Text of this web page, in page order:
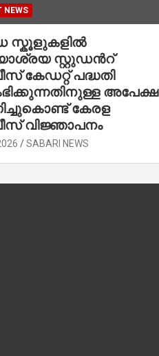
NEWS
സ്കൂളുകളില്‍
സ്റ്റുഡന്‍റ്
കേഡറ്റ് പദ്ധതി
അപേക്ഷ
കേരള
വിജ്ഞാപനം
SABARI NEWS